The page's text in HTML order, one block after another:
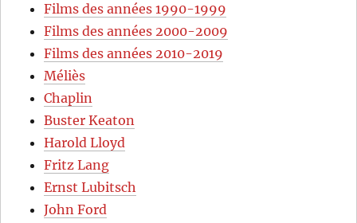
Films des années 1990-1999
Films des années 2000-2009
Films des années 2010-2019
Méliès
Chaplin
Buster Keaton
Harold Lloyd
Fritz Lang
Ernst Lubitsch
John Ford